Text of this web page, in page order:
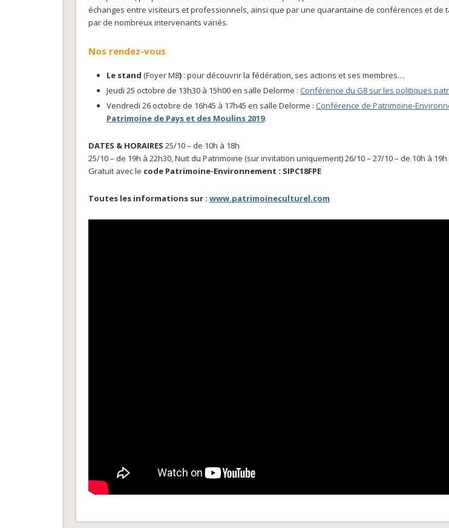
échanges entre visiteurs et professionnels, ainsi que par une quarantaine de conférences et de
par de nombreux intervenants variés.
Nos rendez-vous
Le stand (Foyer M8) : pour découvrir la fédération, ses actions et ses membres…
Jeudi 25 octobre de 13h30 à 15h00 en salle Delorme : Conférence du G8 sur les politiques
Vendredi 26 octobre de 16h45 à 17h45 en salle Delorme : Conférence de Patrimoine-
Patrimoine de Pays et des Moulins 2019.
DATES & HORAIRES 25/10 – de 10h à 18h
25/10 – de 19h à 22h30, Nuit du Patrimoine (sur invitation uniquement) 26/10 – 27/10 – de 10h à 19h
Gratuit avec le code Patrimoine-Environnement : SIPC18FPE
Toutes les informations sur : www.patrimoineculturel.com